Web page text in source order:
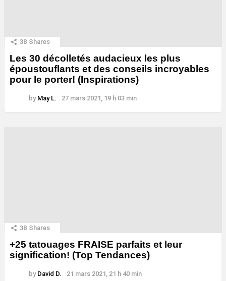
38 Shares
Les 30 décolletés audacieux les plus
époustouflants et des conseils incroyables
pour le porter! (Inspirations)
by May L. 27 mars 2021, 19 h 03 min
38 Shares
+25 tatouages ​​FRAISE parfaits et leur
signification! (Top Tendances)
by David D. 21 mars 2021, 21 h 40 min